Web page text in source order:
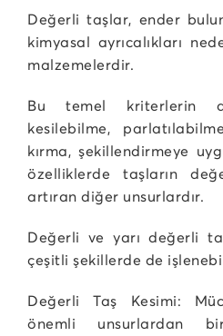
Değerli taşlar, ender
kimyasal ayrıcalıkları
malzemelerdir.
Bu temel kriterlerin
kesilebilme,
kırma, şekillendirmeye
özelliklerde taşların
artıran diğer unsurlardır.
Değerli ve yarı değerli
çeşitli şekillerde de
Değerli Taş Kesimi:
önemli unsurlardan